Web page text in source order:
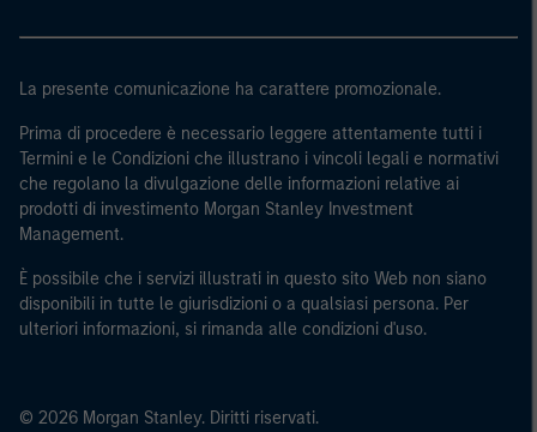
La presente comunicazione ha carattere promozionale.
Prima di procedere è necessario leggere attentamente tutti i
Termini e le Condizioni che illustrano i vincoli legali e normativi
che regolano la divulgazione delle informazioni relative ai
prodotti di investimento Morgan Stanley Investment
Management.
È possibile che i servizi illustrati in questo sito Web non siano
disponibili in tutte le giurisdizioni o a qualsiasi persona. Per
ulteriori informazioni, si rimanda alle condizioni d'uso.
© 2026 Morgan Stanley. Diritti riservati.